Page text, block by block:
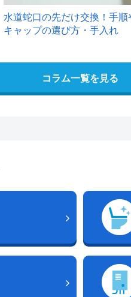
水道蛇口の先だけ交換！手順
キャップの選び方・手入れ
コラム一覧を見る